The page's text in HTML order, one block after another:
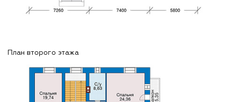
План второго этажа